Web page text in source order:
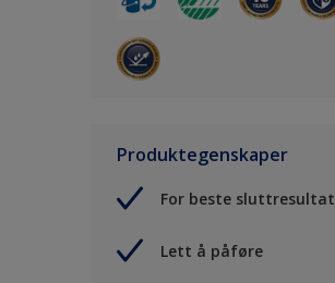
Produktegenskaper
For beste sluttresultat
Lett å påføre